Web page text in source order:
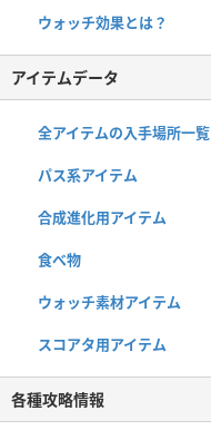
ウォッチ効果とは？
アイテムデータ
全アイテムの入手場所一覧
パス系アイテム
合成進化用アイテム
食べ物
ウォッチ素材アイテム
スコアタ用アイテム
各種攻略情報